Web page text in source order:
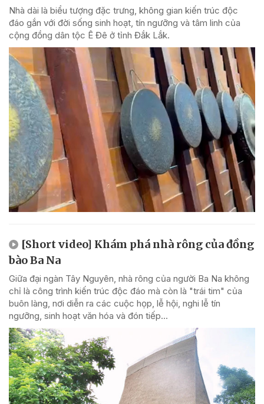
Nhà dài là biểu tượng đặc trưng, không gian kiến trúc độc
đáo gắn với đời sống sinh hoạt, tín ngưỡng và tâm linh của
cộng đồng dân tộc Ê Đê ở tỉnh Đắk Lắk.
[Short video] Khám phá nhà rông của đồng
bào Ba Na
Giữa đại ngàn Tây Nguyên, nhà rông của người Ba Na không
chỉ là công trình kiến trúc độc đáo mà còn là "trái tim" của
buôn làng, nơi diễn ra các cuộc họp, lễ hội, nghi lễ tín
ngưỡng, sinh hoạt văn hóa và đón tiếp...